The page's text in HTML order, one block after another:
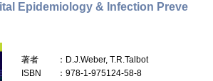
Epidemiology & Infection Preve
著者
：D.J.Weber, T.R.Talbot
ISBN
：978-1-975124-58-8